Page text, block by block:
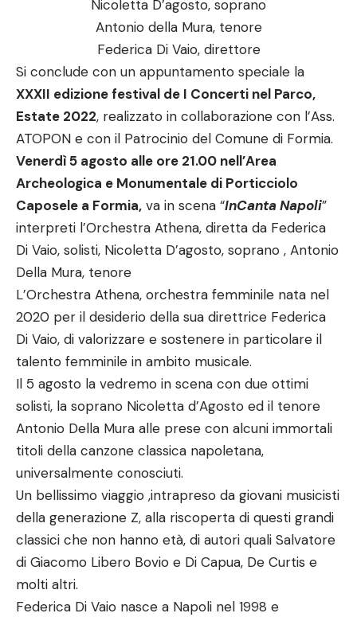
Nicoletta D’agosto, soprano
Antonio della Mura, tenore
Federica Di Vaio, direttore
Si conclude con un appuntamento speciale la
XXXII edizione festival de I Concerti nel Parco,
Estate 2022, realizzato in collaborazione con l’Ass.
ATOPON e con il Patrocinio del Comune di Formia.
Venerdì 5 agosto alle ore 21.00 nell’Area
Archeologica e Monumentale di Porticciolo
Caposele a Formia, va in scena “InCanta Napoli”
interpreti l’Orchestra Athena, diretta da Federica
Di Vaio, solisti, Nicoletta D’agosto, soprano , Antonio
Della Mura, tenore
L’Orchestra Athena, orchestra femminile nata nel
2020 per il desiderio della sua direttrice Federica
Di Vaio, di valorizzare e sostenere in particolare il
talento femminile in ambito musicale.
Il 5 agosto la vedremo in scena con due ottimi
solisti, la soprano Nicoletta d’Agosto ed il tenore
Antonio Della Mura alle prese con alcuni immortali
titoli della canzone classica napoletana,
universalmente conosciuti.
Un bellissimo viaggio ,intrapreso da giovani musicisti
della generazione Z, alla riscoperta di questi grandi
classici che non hanno età, di autori quali Salvatore
di Giacomo Libero Bovio e Di Capua, De Curtis e
molti altri.
Federica Di Vaio nasce a Napoli nel 1998 e